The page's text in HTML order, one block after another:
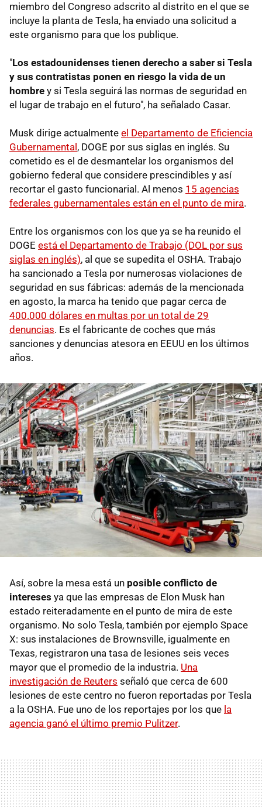
miembro del Congreso adscrito al distrito en el que se
incluye la planta de Tesla, ha enviado una solicitud a
este organismo para que los publique.
"Los estadounidenses tienen derecho a saber si Tesla
y sus contratistas ponen en riesgo la vida de un
hombre y si Tesla seguirá las normas de seguridad en
el lugar de trabajo en el futuro", ha señalado Casar.
Musk dirige actualmente el Departamento de Eficiencia
Gubernamental , DOGE por sus siglas en inglés. Su
cometido es el de desmantelar los organismos del
gobierno federal que considere prescindibles y así
recortar el gasto funcionarial. Al menos 15 agencias
federales gubernamentales están en el punto de mira.
Entre los organismos con los que ya se ha reunido el
DOGE está el Departamento de Trabajo (DOL por sus
siglas en inglés), al que se supedita el OSHA. Trabajo
ha sancionado a Tesla por numerosas violaciones de
seguridad en sus fábricas: además de la mencionada
en agosto, la marca ha tenido que pagar cerca de
400.000 dólares en multas por un total de 29
denuncias. Es el fabricante de coches que más
sanciones y denuncias atesora en EEUU en los últimos
años.
Así, sobre la mesa está un posible conflicto de
intereses ya que las empresas de Elon Musk han
estado reiteradamente en el punto de mira de este
organismo. No solo Tesla, también por ejemplo Space
X: sus instalaciones de Brownsville, igualmente en
Texas, registraron una tasa de lesiones seis veces
mayor que el promedio de la industria. Una
investigación de Reuters señaló que cerca de 600
lesiones de este centro no fueron reportadas por Tesla
a la OSHA. Fue uno de los reportajes por los que la
agencia ganó el último premio Pulitzer.